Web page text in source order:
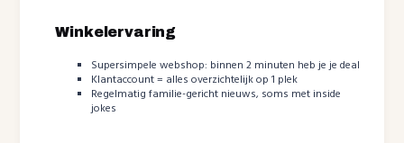
Winkelervaring
Supersimpele webshop: binnen 2 minuten heb je je deal
Klantaccount = alles overzichtelijk op 1 plek
Regelmatig familie-gericht nieuws, soms met inside
jokes